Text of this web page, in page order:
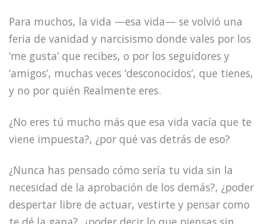
Para muchos, la vida —esa vida— se volvió una
feria de vanidad y narcisismo donde vales por los
‘me gusta’ que recibes, o por los seguidores y
‘amigos’, muchas veces ‘desconocidos’, que tienes,
y no por quién Realmente eres.
¿No eres tú mucho más que esa vida vacía que te
viene impuesta?, ¿por qué vas detrás de eso?
¿Nunca has pensado cómo sería tu vida sin la
necesidad de la aprobación de los demás?, ¿poder
despertar libre de actuar, vestirte y pensar como